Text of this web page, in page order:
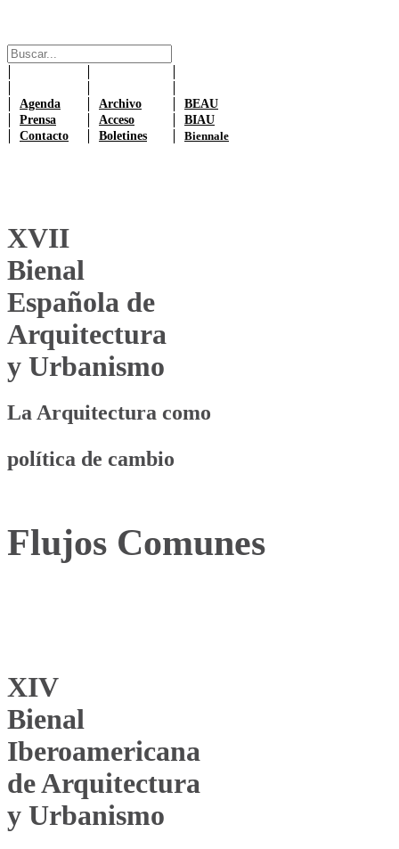
Agenda Archivo
BEAU
Prensa
Acceso
BIAU
Contacto
Boletines Biennale
XVII
Bienal
Española de
Arquitectura
y Urbanismo
La Arquitectura como
política de cambio
Flujos Comunes
XIV
Bienal
Iberoamericana
de Arquitectura
y Urbanismo